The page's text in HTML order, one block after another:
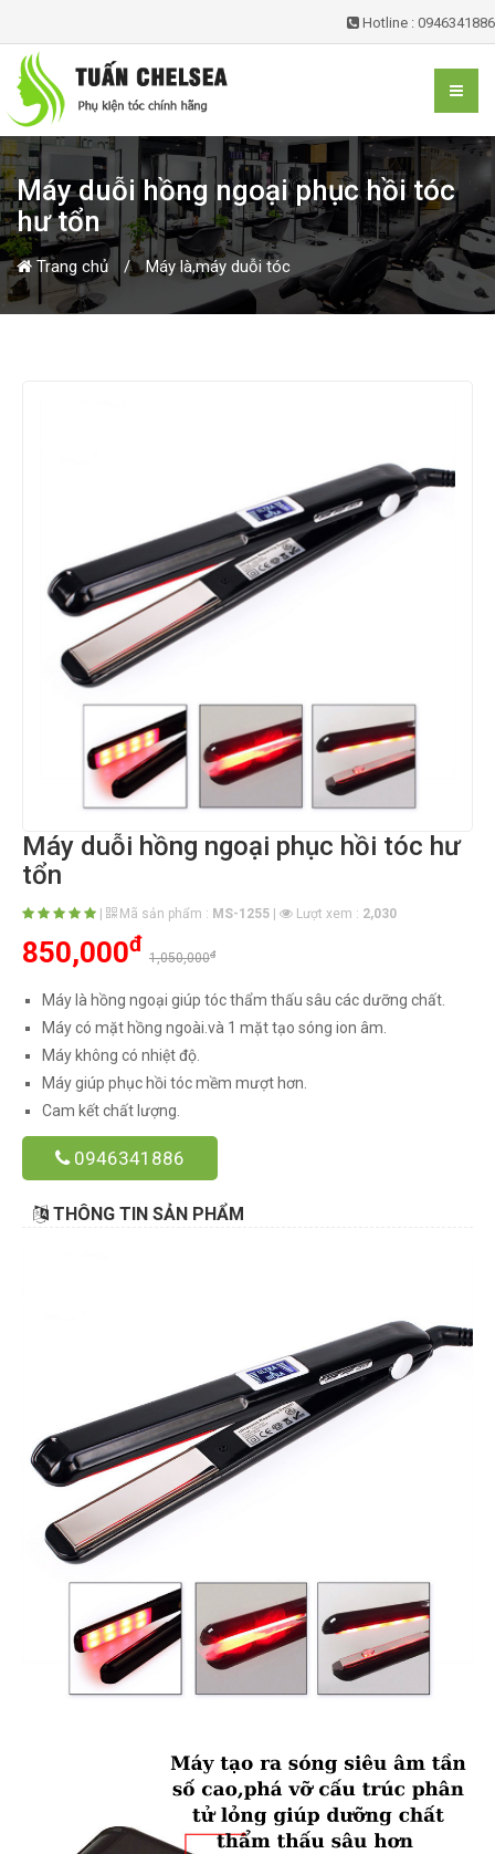
Hotline : 0946341886
Máy duỗi hồng ngoại phục hồi tóc
hư tổn
Trang chủ Máy là,máy duỗi tóc
Máy duỗi hồng ngoại phục hồi tóc hư
tổn
Mã sản phẩm : MS-1255 Lượt xem : 2,030
850,000đ
1,050,000đ
Máy là hồng ngoại giúp tóc thẩm thấu sâu các dưỡng chất.
Máy có mặt hồng ngoài.và 1 mặt tạo sóng ion âm.
Máy không có nhiệt độ.
Máy giúp phục hồi tóc mềm mượt hơn.
Cam kết chất lượng.
0946341886
THÔNG TIN SẢN PHẨM